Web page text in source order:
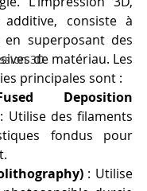
3D
consiste à
superposant des
de matériau. Les
principales sont :
Deposition
: Utilise des filaments
fondus pour
: Utilise